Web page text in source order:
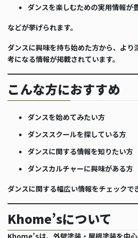
ダンスを楽しむための実用情報が
などが挙げられます。
ダンスに興味を持ち始めた方から、より
考になる情報が掲載されています。
こんな方におすすめ
ダンスを始めてみたい方
ダンススクールを探している方
ダンスに関する情報を知りたい方
ダンスカルチャーに興味がある方
ダンスに関する幅広い情報をチェックで
Khome’sについて